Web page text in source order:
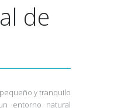
de
y tranquilo
entorno natural